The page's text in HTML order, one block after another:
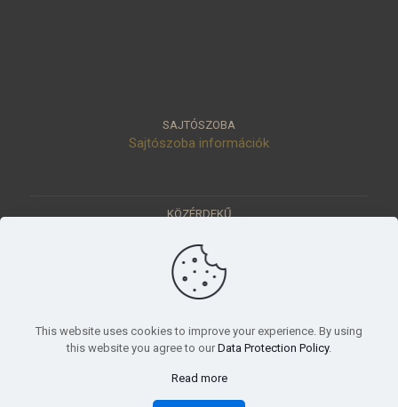
SAJTÓSZOBA
Sajtószoba információk
KÖZÉRDEKŰ
Értéktár
Pályázatok
Tudományos beszámoló, küldetésnyilatkozat
© 2023 Móra Ferenc Múzeum, Szeged
This website uses cookies to improve your experience. By using
this website you agree to our Data Protection Policy.
Read more